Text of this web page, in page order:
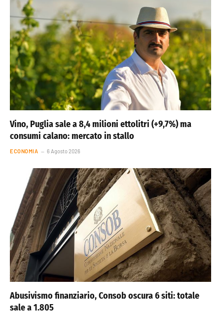
Vino, Puglia sale a 8,4 milioni ettolitri (+9,7%) ma
consumi calano: mercato in stallo
ECONOMIA 6 Agosto 2026
Abusivismo finanziario, Consob oscura 6 siti: totale
sale a 1.805